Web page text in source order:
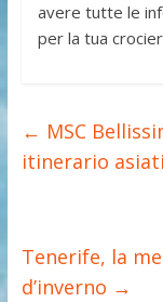
avere tutte le
per la tua
← MSC
itinerario
Tenerife, la
d’inverno →